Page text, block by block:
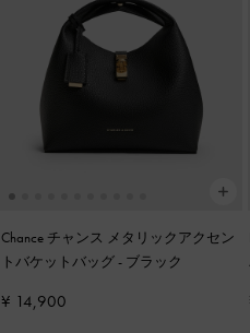
Chance チャンス メタリックアクセン
トバケットバッグ- ブラック
¥ 14,900